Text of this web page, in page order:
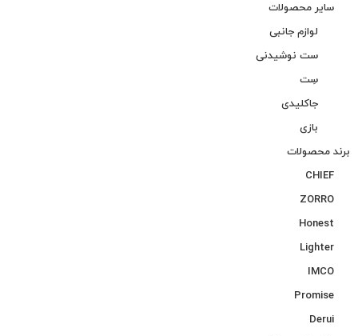
سایر محصولات
لوازم جانبی
ست نوشیدنی
سِت
جاکلیدی
بازی
برند محصولات
CHIEF
ZORRO
Honest
Lighter
IMCO
Promise
Derui